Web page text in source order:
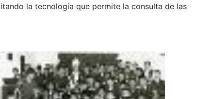
la tecnología que permite la consulta de las